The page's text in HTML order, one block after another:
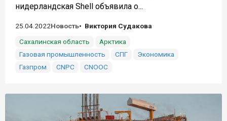
нидерландская Shell объявила о...
25.04.2022Новость
Виктория Судакова
Сахалинская область
Арктика
Газовая промышленность
СПГ
Экономика
Газпром
CNPC CNOOC